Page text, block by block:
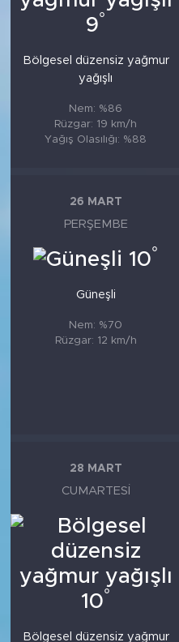
9°
Bölgesel düzensiz yağmur
yağışlı
Nem: %86
Rüzgar: 19 km/h
Yağış Olasılığı: %88
26 MART
PERŞEMBE
10°
Güneşli
Nem: %70
Rüzgar: 12 km/h
28 MART
CUMARTESI
10°
Bölgesel düzensiz yağmur